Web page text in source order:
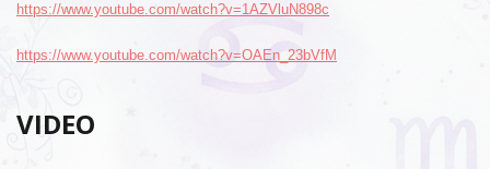
https://www.youtube.com/watch?v=1AZVluN898c
https://www.youtube.com/watch?v=OAEn_23bVfM
VIDEO